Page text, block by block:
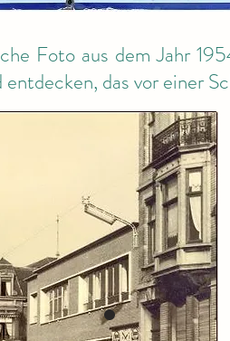
Foto aus dem Jahr
das vor einer